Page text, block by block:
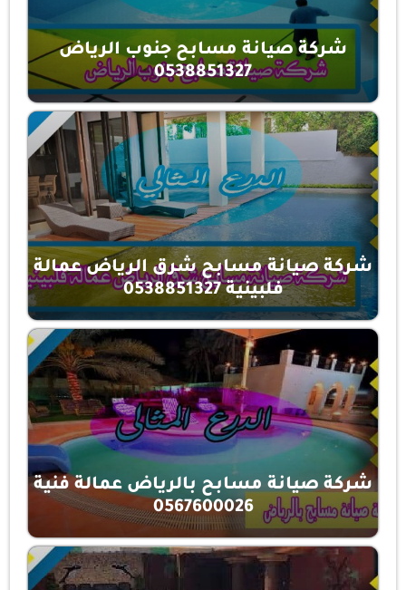
شركة صيانة مسابح جنوب الرياض
0538851327
شركة صيانة مسابح شرق الرياض عمالة
فلبينية 0538851327
شركة صيانة مسابح بالرياض عمالة فنية
0567600026